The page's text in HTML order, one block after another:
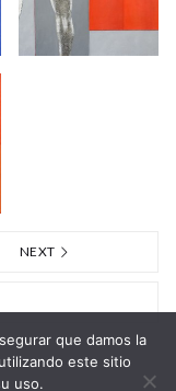
NEXT
que damos la
este sitio
uso.